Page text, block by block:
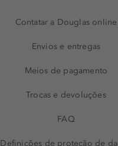
Contatar a Douglas online
Envios e entregas
Meios de pagamento
Trocas e devoluções
FAQ
Definições de proteção de